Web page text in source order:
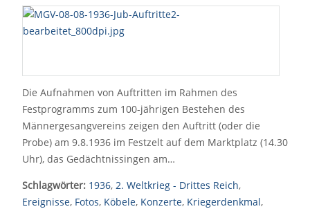
Die Aufnahmen von Auftritten im Rahmen des
Festprogramms zum 100-jährigen Bestehen des
Männergesangvereins zeigen den Auftritt (oder die
Probe) am 9.8.1936 im Festzelt auf dem Marktplatz (14.30
Uhr), das Gedächtnissingen am…
Schlagwörter: 1936, 2. Weltkrieg - Drittes Reich,
Ereignisse, Fotos, Köbele, Konzerte, Kriegerdenkmal,